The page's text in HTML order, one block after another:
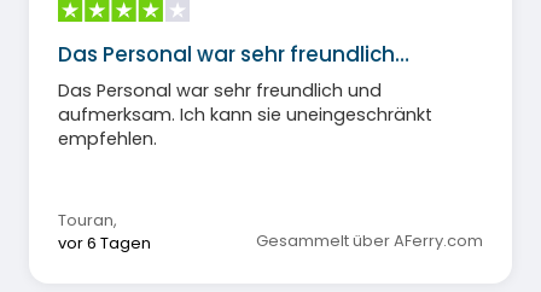
Das Personal war sehr freundlich…
Das Personal war sehr freundlich und
aufmerksam. Ich kann sie uneingeschränkt
empfehlen.
Touran,
vor 6 Tagen
Gesammelt über AFerry.com